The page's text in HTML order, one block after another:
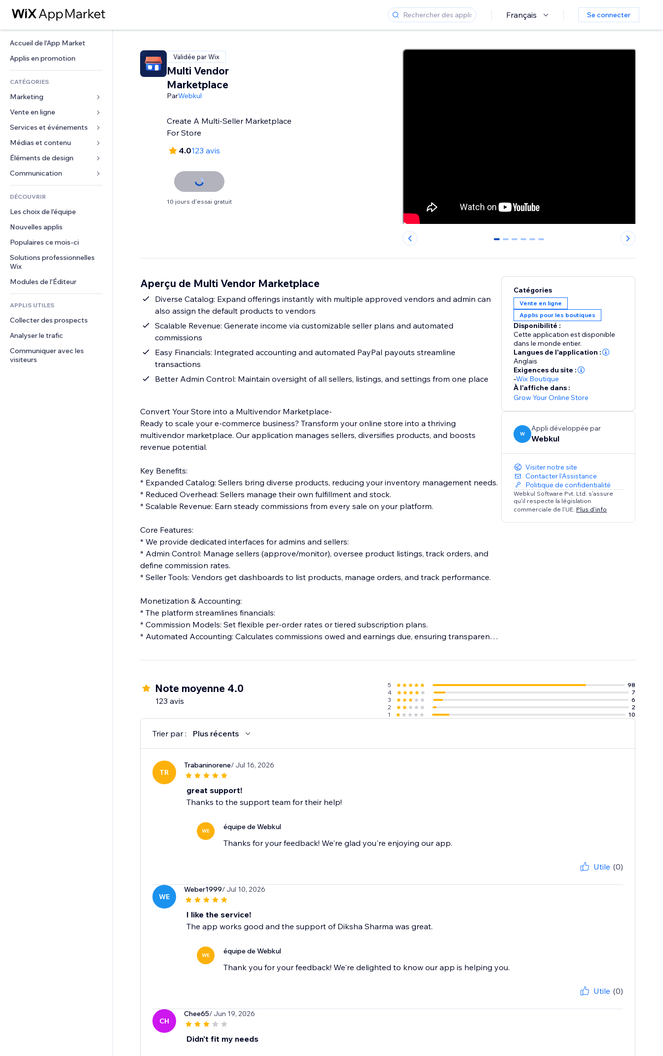
Français Se connecter
Accueil de l'App Market
Applis en promotion
CATÉGORIES
Marketing
Publicités
Mobile
Données analytiques
Réseaux sociaux
Classement de sites
E-mail
Vente en ligne
Applis pour les boutiques
Expédition et livraison
Boutons Vente
Comptabilité
Coupons et fidélisation
Solutions d'entreposage
Financement participatif
Alimentation et boissons
Services et événements
Hôtels
Événements
Restaurants
Immobilier
Réservations
Médias et contenu
Galerie
Musique
Podcasts
Photographie
Vidéo
PDF
Partage de fichiers
Actualités
Services de contenu
Effets de texte
Éléments de design
Cartes et navigation
Confidentialité
Horloge
Modèles de pages
Effets sur images
Boutons et menus
Bannières et badges
Calculateurs
Rechercher
Formulaires
Sondages
Chat
Commentaires
Téléphone
Communauté
Avis et commentaires
DÉCOUVRIR
Les choix de l'équipe
Nouvelles applis
Populaires ce mois‑ci
Solutions professionnelles
Wix
Modules de l'Éditeur
APPLIS UTILES
Collecter des prospects
Analyser le trafic
Communiquer avec les
visiteurs
Validée par Wix
Multi Vendor
Marketplace
ParWebkul
Create A Multi-Seller Marketplace
For Store
4.0123 avis
10 jours d'essai gratuit
0 1 2 3 4 5
Aperçu de Multi Vendor Marketplace
Diverse Catalog: Expand offerings instantly with multiple approved vendors and admin can
also assign the default products to vendors
Scalable Revenue: Generate income via customizable seller plans and automated
commissions
Easy Financials: Integrated accounting and automated PayPal payouts streamline
transactions
Better Admin Control: Maintain oversight of all sellers, listings, and settings from one place
Convert Your Store into a Multivendor Marketplace-
Ready to scale your e-commerce business? Transform your online store into a thriving
multivendor marketplace. Our application manages sellers, diversifies products, and boosts
revenue potential.
Key Benefits:
* Expanded Catalog: Sellers bring diverse products, reducing your inventory management needs.
* Reduced Overhead: Sellers manage their own fulfillment and stock.
* Scalable Revenue: Earn steady commissions from every sale on your platform.
Core Features:
* We provide dedicated interfaces for admins and sellers:
* Admin Control: Manage sellers (approve/monitor), oversee product listings, track orders, and
define commission rates.
* Seller Tools: Vendors get dashboards to list products, manage orders, and track performance.
Monetization & Accounting:
* The platform streamlines financials:
* Commission Models: Set flexible per-order rates or tiered subscription plans.
* Automated Accounting: Calculates commissions owed and earnings due, ensuring transparency.
Summary:
your store into a dynamic multi-seller destination today.
Catégories
Vente en ligne
Applis pour les boutiques
Disponibilité :
Cette application est disponible
dans le monde entier.
Langues de l'application :
Anglais
Exigences du site :
-Wix Boutique
À l'affiche dans :
Grow Your Online Store
W
Appli développée par
Webkul
Visiter notre site
Contacter l'Assistance
Politique de confidentialité
Webkul Software Pvt. Ltd. s'assure
qu'il respecte la législation
commerciale de l'UE. Plus d'info
Note moyenne 4.0
123 avis
5
98
4
7
3
6
2
2
1
10
Trier par : Plus récents
TR
Trabaninorene/ Jul 16, 2026
great support!
Thanks to the support team for their help!
WE équipe de Webkul
Thanks for your feedback! We're glad you're enjoying our app.
Utile (0)
WE
Weber1999/ Jul 10, 2026
I like the service!
The app works good and the support of Diksha Sharma was great.
WE équipe de Webkul
Thank you for your feedback! We're delighted to know our app is helping you.
Utile (0)
CH
Chee65/ Jun 19, 2026
Didn't fit my needs